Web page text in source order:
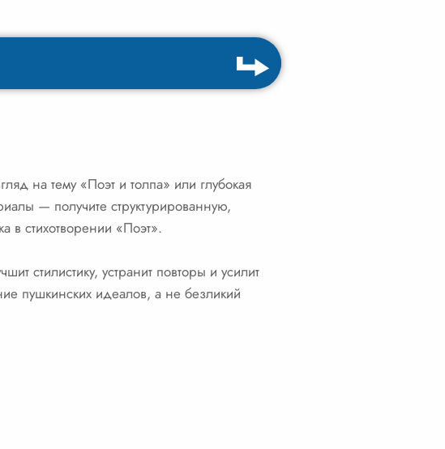
на тему «Поэт и толпа» или глубокая
— получите структурированную,
в стихотворении «Поэт».
стилистику, устранит повторы и усилит
пушкинских идеалов, а не безликий